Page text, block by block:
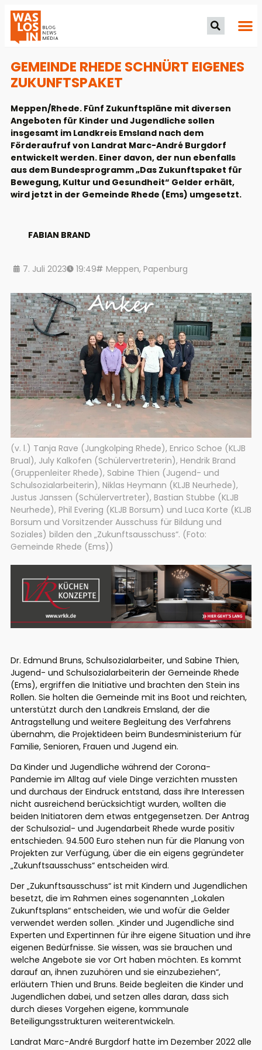
GEMEINDE RHEDE SCHNÜRT EIGENES
ZUKUNFTSPAKET
Meppen/Rhede. Fünf Zukunftspläne mit diversen
Angeboten für Kinder und Jugendliche sollen
insgesamt im Landkreis Emsland nach dem
Förderaufruf von Landrat Marc-André Burgdorf
entwickelt werden. Einer davon, der nun ebenfalls
aus dem Bundesprogramm „Das Zukunftspaket für
Bewegung, Kultur und Gesundheit“ Gelder erhält,
wird jetzt in der Gemeinde Rhede (Ems) umgesetzt.
FABIAN BRAND
7. Juli 2023 19:49 Meppen, Papenburg
(v. l.) Tanja Rave (Jungkolping Rhede), Enrico Schoe (KLJB
Brual), July Kalkofen (Schülervertreterin), Hendrik Brand
(Gruppenleiter Rhede), Sabine Thien (Jugend- und
Schulsozialarbeiterin), Niklas Heymann (KLJB Neurhede),
Justus Janssen (Schülervertreter), Bastian Stubbe (KLJB
Neurhede), Phil Evering (KLJB Borsum) und Luca Korte (KLJB
Borsum und Vorsitzender Ausschuss für Bildung und
Soziales) bilden den „Zukunftsausschuss“. (Foto:
Gemeinde Rhede (Ems))
Dr. Edmund Bruns, Schulsozialarbeiter, und Sabine Thien,
Jugend- und Schulsozialarbeiterin der Gemeinde Rhede
(Ems), ergriffen die Initiative und brachten den Stein ins
Rollen. Sie holten die Gemeinde mit ins Boot und reichten,
unterstützt durch den Landkreis Emsland, der die
Antragstellung und weitere Begleitung des Verfahrens
übernahm, die Projektideen beim Bundesministerium für
Familie, Senioren, Frauen und Jugend ein.
Da Kinder und Jugendliche während der Corona-
Pandemie im Alltag auf viele Dinge verzichten mussten
und durchaus der Eindruck entstand, dass ihre Interessen
nicht ausreichend berücksichtigt wurden, wollten die
beiden Initiatoren dem etwas entgegensetzen. Der Antrag
der Schulsozial- und Jugendarbeit Rhede wurde positiv
entschieden. 94.500 Euro stehen nun für die Planung von
Projekten zur Verfügung, über die ein eigens gegründeter
„Zukunftsausschuss“ entscheiden wird.
Der „Zukunftsausschuss“ ist mit Kindern und Jugendlichen
besetzt, die im Rahmen eines sogenannten „Lokalen
Zukunftsplans“ entscheiden, wie und wofür die Gelder
verwendet werden sollen. „Kinder und Jugendliche sind
Experten und Expertinnen für ihre eigene Situation und ihre
eigenen Bedürfnisse. Sie wissen, was sie brauchen und
welche Angebote sie vor Ort haben möchten. Es kommt
darauf an, ihnen zuzuhören und sie einzubeziehen“,
erläutern Thien und Bruns. Beide begleiten die Kinder und
Jugendlichen dabei, und setzen alles daran, dass sich
durch dieses Vorgehen eigene, kommunale
Beteiligungsstrukturen weiterentwickeln.
Landrat Marc-André Burgdorf hatte im Dezember 2022 alle